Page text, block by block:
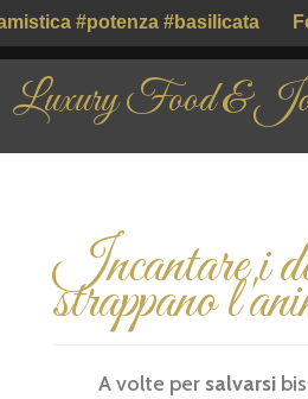
#potenza #basilicata
Luxury Food &
PROFILE
Incantare i
strappano
A volte per salvarsi